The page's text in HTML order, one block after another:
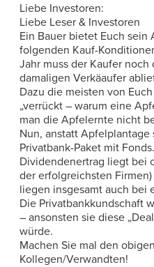
Liebe Investoren:
Liebe Leser & Investoren
Ein Bauer bietet Euch sein
folgenden Kauf-
Jahr muss der Kaufer
damaligen Verkäaufer
Dazu die meisten von
„verrückt – warum eine
man die Apfelernte nicht
Nun, anstatt Apfelplantage
Privatbank-Paket mit
Dividendenertrag liegt bei
der erfolgreichsten
liegen insgesamt auch bei
Die Privatbankkundschaft
– ansonsten sie diese
würde.
Machen Sie mal den
Kollegen/Verwandten!